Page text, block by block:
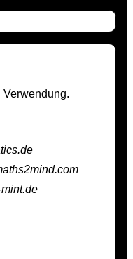
Verwendung.